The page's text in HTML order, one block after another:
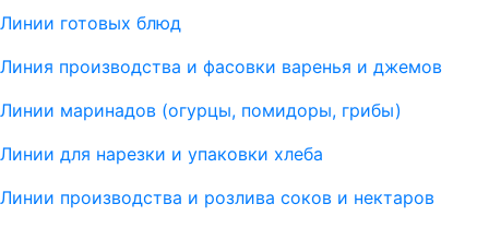
Линии готовых блюд
Линия производства и фасовки варенья и джемов
Линии маринадов (огурцы, помидоры, грибы)
Линии для нарезки и упаковки хлеба
Линии производства и розлива соков и нектаров